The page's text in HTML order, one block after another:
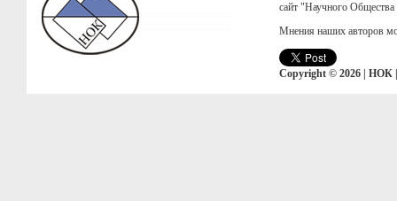
сайт "Научного
Мнения наших авторов
Copyright © 2026 | НОК